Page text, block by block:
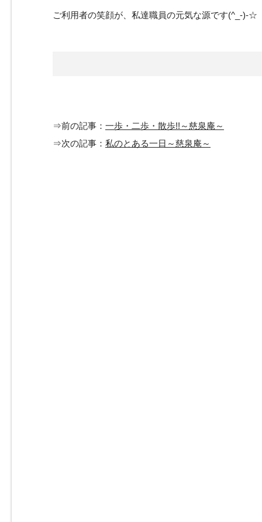
ご利用者の笑顔が、私達職員の元気な源です(^_-)-☆
⇒前の記事： 一歩・二歩・散歩!!～慈泉庵～
⇒次の記事： 私のとある一日～慈泉庵～